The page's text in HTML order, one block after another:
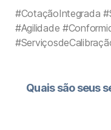
#CotaçãoIntegrada
#Agilidade
Quais são seus